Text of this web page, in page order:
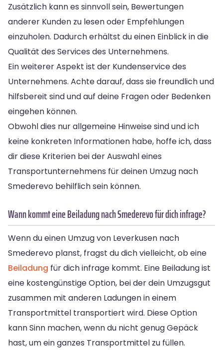
Zusätzlich kann es sinnvoll sein, Bewertungen
anderer Kunden zu lesen oder Empfehlungen
einzuholen. Dadurch erhältst du einen Einblick in die
Qualität des Services des Unternehmens.
Ein weiterer Aspekt ist der Kundenservice des
Unternehmens. Achte darauf, dass sie freundlich und
hilfsbereit sind und auf deine Fragen oder Bedenken
eingehen können.
Obwohl dies nur allgemeine Hinweise sind und ich
keine konkreten Informationen habe, hoffe ich, dass
dir diese Kriterien bei der Auswahl eines
Transportunternehmens für deinen Umzug nach
Smederevo behilflich sein können.
Wann kommt eine Beiladung nach Smederevo für dich infrage?
Wenn du einen Umzug von Leverkusen nach
Smederevo planst, fragst du dich vielleicht, ob eine
Beiladung für dich infrage kommt. Eine Beiladung ist
eine kostengünstige Option, bei der dein Umzugsgut
zusammen mit anderen Ladungen in einem
Transportmittel transportiert wird. Diese Option
kann Sinn machen, wenn du nicht genug Gepäck
hast, um ein ganzes Transportmittel zu füllen.